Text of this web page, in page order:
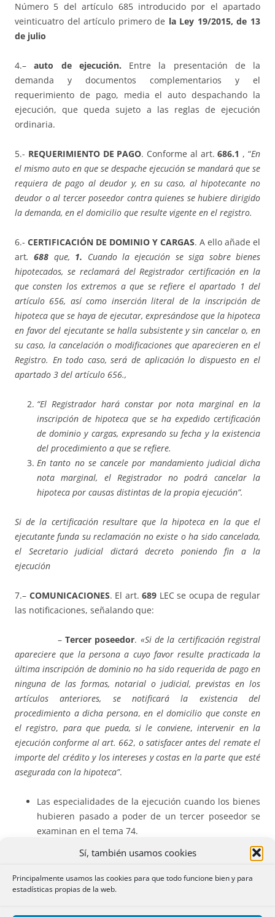
Sí, también usamos cookies
Principalmente usamos las cookies para que todo funcione bien y para
estadísticas propias de la web.
Número 5 del artículo 685 introducido por el apartado
veinticuatro del artículo primero de la Ley 19/2015, de 13
de julio
4.–auto de ejecución. Entre la presentación de la
demanda y documentos complementarios y el
requerimiento de pago, media el auto despachando la
ejecución, que queda sujeto a las reglas de ejecución
ordinaria.
5.- REQUERIMIENTO DE PAGO. Conforme al art.686.1 , “En
el mismo auto en que se despache ejecución se mandará que se
requiera de pago al deudor y, en su caso, al hipotecante no
deudor o al tercer poseedor contra quienes se hubiere dirigido
la demanda, en el domicilio que resulte vigente en el registro.
6.- CERTIFICACIÓN DE DOMINIO Y CARGAS. A ello añade el
art.688 que, 1. Cuando la ejecución se siga sobre bienes
hipotecados, se reclamará del Registrador certificación en la
que consten los extremos a que se refiere el apartado 1 del
artículo 656, así como inserción literal de la inscripción de
hipoteca que se haya de ejecutar, expresándose que la hipoteca
en favor del ejecutante se halla subsistente y sin cancelar o, en
su caso, la cancelación o modificaciones que aparecieren en el
Registro. En todo caso, será de aplicación lo dispuesto en el
apartado 3 del artículo 656.,
“El Registrador hará constar por nota marginal en la
inscripción de hipoteca que se ha expedido certificación
de dominio y cargas, expresando su fecha y la existencia
del procedimiento a que se refiere.
En tanto no se cancele por mandamiento judicial dicha
nota marginal, el Registrador no podrá cancelar la
hipoteca por causas distintas de la propia ejecución”.
Si de la certificación resultare que la hipoteca en la que el
ejecutante funda su reclamación no existe o ha sido cancelada,
el Secretario judicial dictará decreto poniendo fin a la
ejecución
7.– COMUNICACIONES. El art.689 LEC se ocupa de regular
las notificaciones, señalando que:
– Tercer poseedor. «Si de la certificación registral
apareciere que la persona a cuyo favor resulte practicada la
última inscripción de dominio no ha sido requerida de pago en
ninguna de las formas, notarial o judicial, previstas en los
artículos anteriores,
se notificará la
existencia del
procedimiento a dicha persona,en el domicilio que conste en
el registro, para que pueda, si le conviene,intervenir en la
ejecución conforme al art. 662, o satisfacer antes del remate el
importe del crédito y los intereses y costas en la parte que esté
asegurada con la hipoteca”.
Las especialidades de la ejecución cuando los bienes
hubieren pasado a poder de un tercer poseedor se
examinan en el tema 74.
Titulares de cargas posteriores
. Según el último
párrafo del art.689“Cuando existan cargas o derechos reales
constituidos con posterioridad a la hipoteca que garantiza el